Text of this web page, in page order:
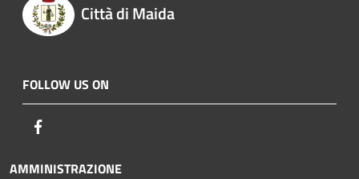
Città di Maida
FOLLOW US ON
AMMINISTRAZIONE